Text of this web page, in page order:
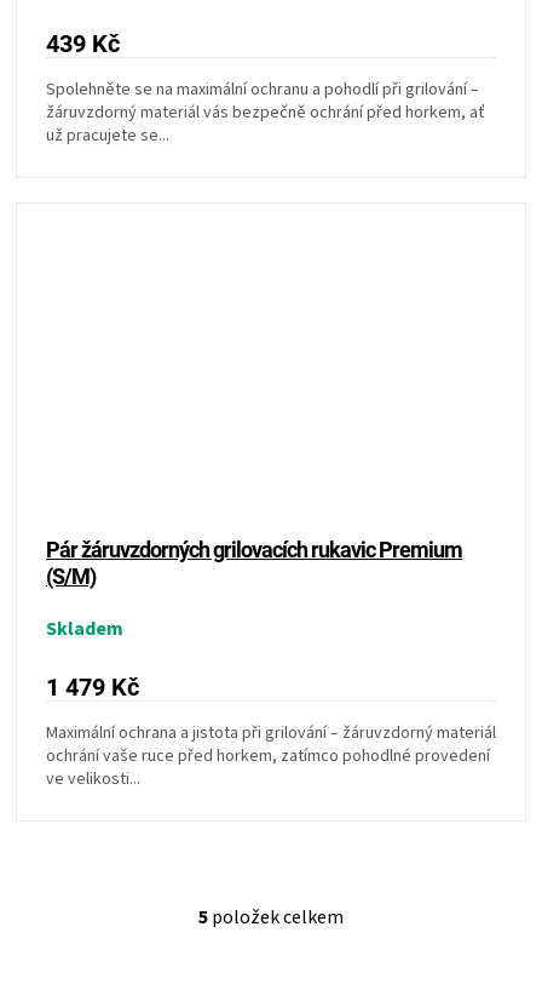
439 Kč
Spolehněte se na maximální ochranu a pohodlí při grilování –
žáruvzdorný materiál vás bezpečně ochrání před horkem, ať
už pracujete se...
Pár žáruvzdorných grilovacích rukavic Premium
(S/M)
Skladem
1 479 Kč
Maximální ochrana a jistota při grilování – žáruvzdorný materiál
ochrání vaše ruce před horkem, zatímco pohodlné provedení
ve velikosti...
O
5položek celkem